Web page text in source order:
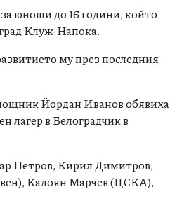
юноши до 16 години, който
Клуж-Напока.
му през последния
Йордан Иванов обявиха
лагер в Белоградчик в
Петров, Кирил Димитров,
Калоян Марчев (ЦСКА),